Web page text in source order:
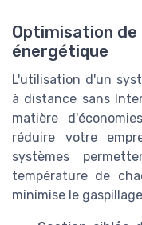
Optimisation
énergétique
L'utilisation d'un
à distance sans
matière
réduire votre
systèmes
température de
minimise le